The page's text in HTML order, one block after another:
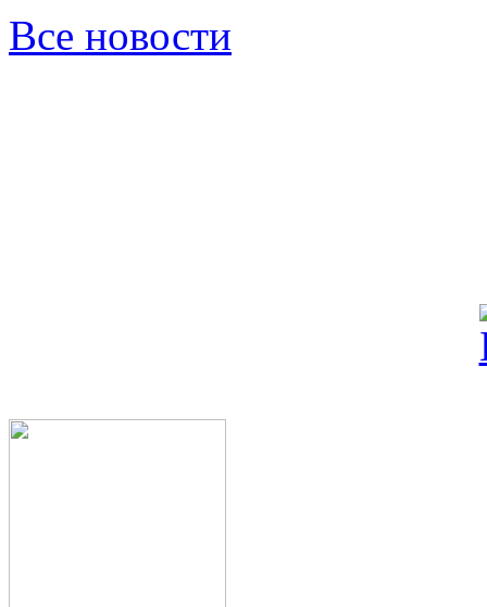
Все новости